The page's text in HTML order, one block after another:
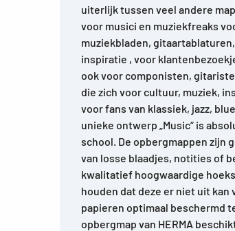
uiterlijk tussen veel andere
voor musici en muziekfreaks
muziekbladen,
inspiratie , voor
ook voor componisten,
die zich voor cultuur, muziek,
voor fans van klassiek, jazz,
unieke ontwerp „Music“ is
school. De opbergmappen zijn
van losse blaadjes, notities of
kwalitatief hoogwaardige
houden dat deze er niet uit kan
papieren optimaal beschermd
opbergmap van HERMA